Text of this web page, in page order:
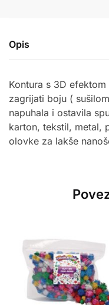
Opis
Kontura s 3D
zagrijati boju (
napuhala i ostavila
karton, tekstil, metal,
olovke za lakše